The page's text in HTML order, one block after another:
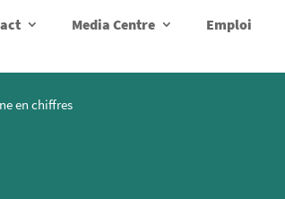
Media Centre Emploi
en chiffres